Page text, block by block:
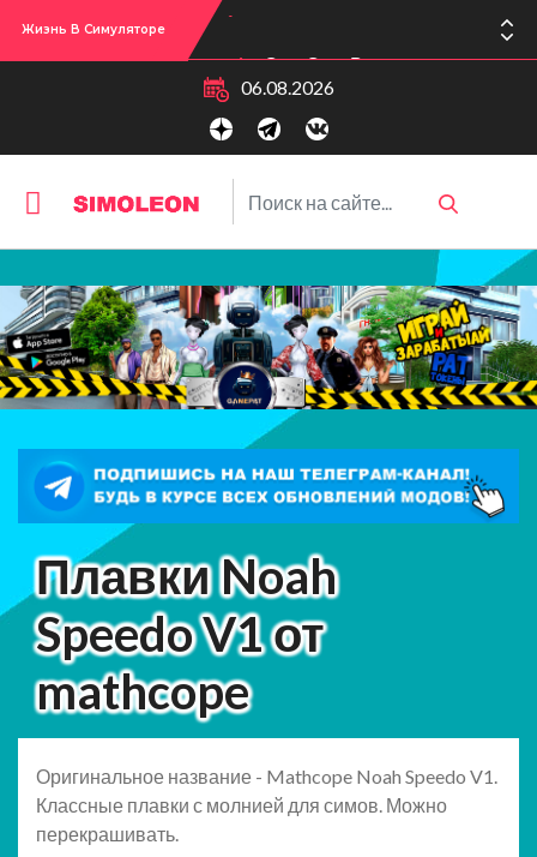
Жизнь В Симуляторе
06.08.2026
Плавки Noah
Speedo V1 от
mathcope
Оригинальное название - Mathcope Noah Speedo V1.
Классные плавки с молнией для симов. Можно
перекрашивать.